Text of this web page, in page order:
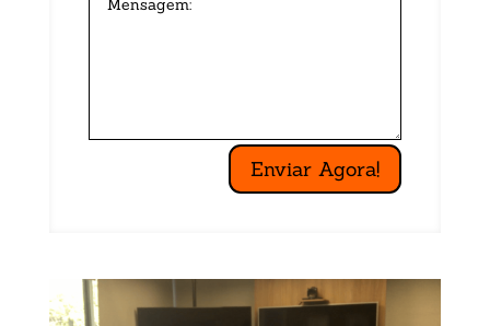
Enviar Agora!